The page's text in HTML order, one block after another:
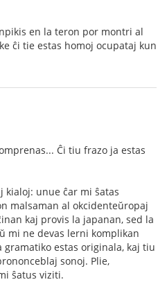
en la teron por montri al
ĉi tie estas homoj ocupataj kun
Ĉi tiu frazo ja estas
unue ĉar mi ŝatas
malsaman al okcidenteŭropaj
kaj provis la japanan, sed la
mi ne devas lerni komplikan
estas originala, kaj tiu
sonoj. Plie,
ŝatus viziti.